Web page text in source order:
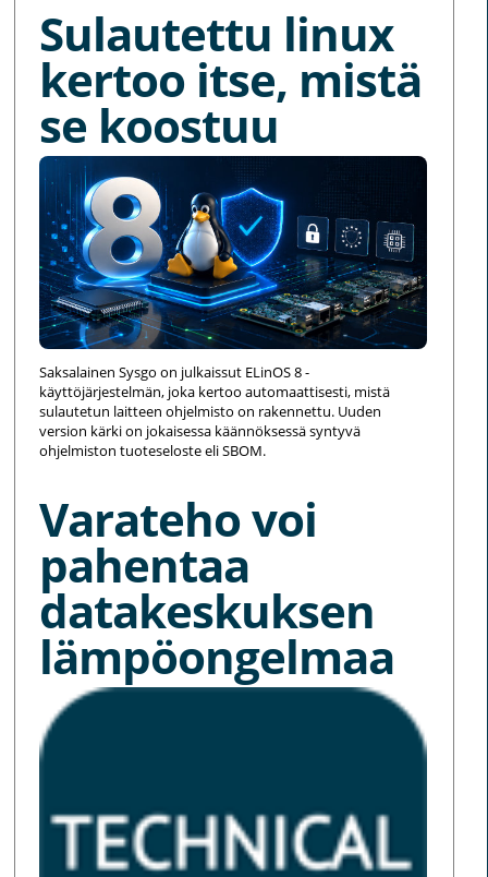
Sulautettu linux
kertoo itse, mistä
se koostuu
Saksalainen Sysgo on julkaissut ELinOS 8 -
käyttöjärjestelmän, joka kertoo automaattisesti, mistä
sulautetun laitteen ohjelmisto on rakennettu. Uuden
version kärki on jokaisessa käännöksessä syntyvä
ohjelmiston tuoteseloste eli SBOM.
Varateho voi
pahentaa
datakeskuksen
lämpöongelmaa